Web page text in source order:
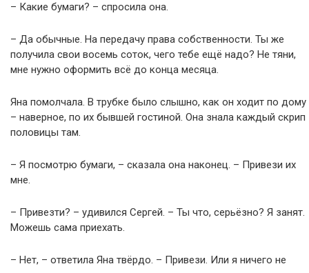
– Какие бумаги? – спросила она.
– Да обычные. На передачу права собственности. Ты же
получила свои восемь соток, чего тебе ещё надо? Не тяни,
мне нужно оформить всё до конца месяца.
Яна помолчала. В трубке было слышно, как он ходит по дому
– наверное, по их бывшей гостиной. Она знала каждый скрип
половицы там.
– Я посмотрю бумаги, – сказала она наконец. – Привези их
мне.
– Привезти? – удивился Сергей. – Ты что, серьёзно? Я занят.
Можешь сама приехать.
– Нет, – ответила Яна твёрдо. – Привези. Или я ничего не